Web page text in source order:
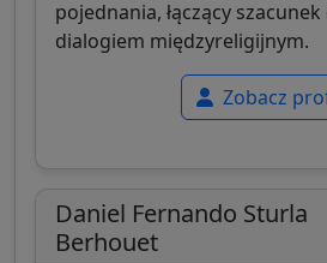
pojednania, łączący
dialogiem międzyreligijnym.
Zobacz
Daniel Fernando Sturla
Berhouet